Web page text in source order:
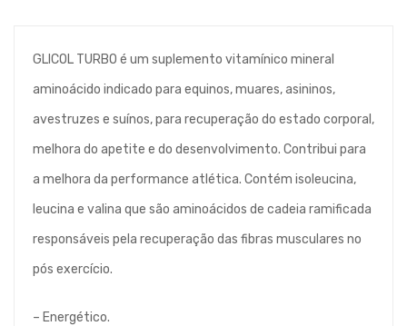
GLICOL TURBO é um suplemento vitamínico mineral
aminoácido indicado para equinos, muares, asininos,
avestruzes e suínos, para recuperação do estado corporal,
melhora do apetite e do desenvolvimento. Contribui para
a melhora da performance atlética. Contém isoleucina,
leucina e valina que são aminoácidos de cadeia ramificada
responsáveis pela recuperação das fibras musculares no
pós exercício.
– Energético.